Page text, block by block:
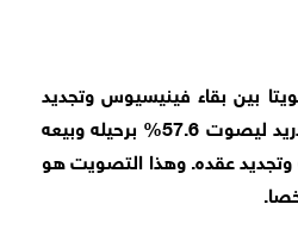
بين بقاء فينيسيوس وتجديد
عقده أم الانتقال إلى ريال مدريد ليصوت 57.6% برحيله وبيعه
مع بقائه وتجديد عقده. وهذا التصويت هو